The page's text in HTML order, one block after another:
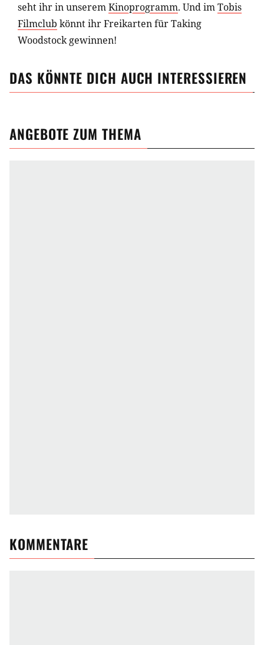
seht ihr in unseremKinoprogramm. Und imTobis
Filmclub könnt ihr Freikarten für Taking
Woodstock gewinnen!
DAS KÖNNTE DICH AUCH INTERESSIEREN
ANGEBOTE ZUM THEMA
KOMMENTARE